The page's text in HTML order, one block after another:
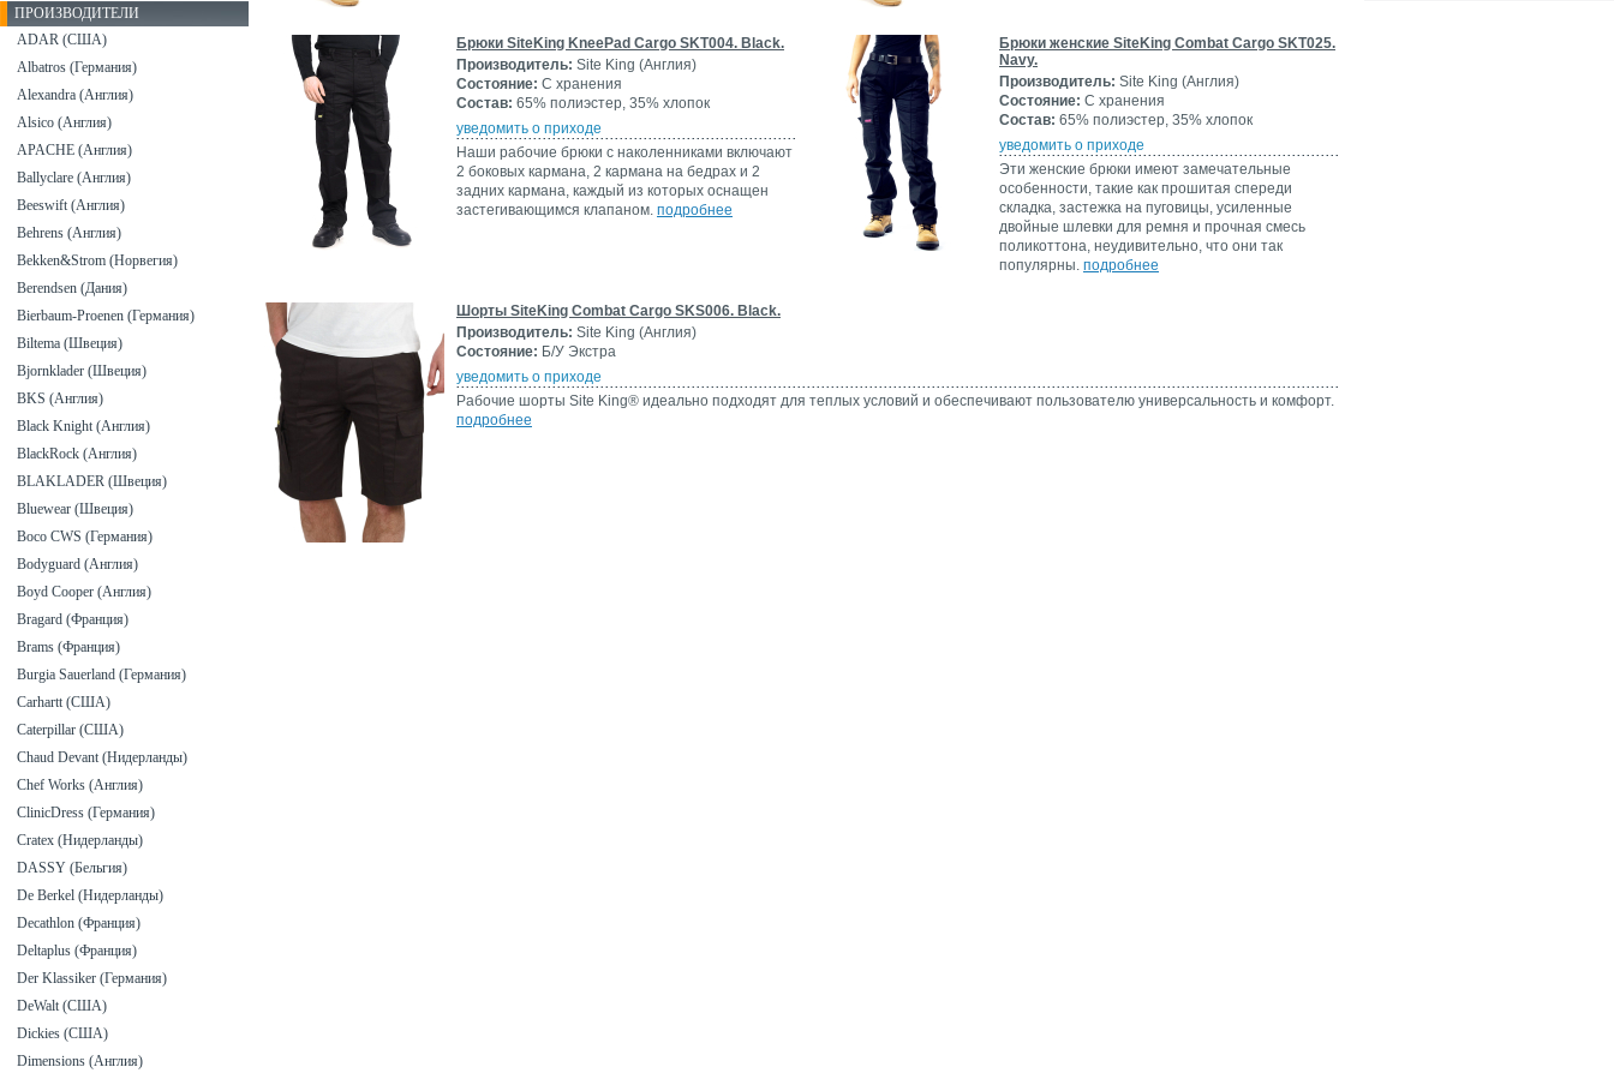
Брюки SiteKing KneePad Cargo SKT004. Black.
Производитель: Site King (Англия)
Состояние: С хранения
Состав: 65% полиэстер, 35% хлопок
уведомить о приходе
Наши рабочие брюки с наколенниками включают
2 боковых кармана, 2 кармана на бедрах и 2
задних кармана, каждый из которых оснащен
застегивающимся клапаном. подробнее
Брюки женские SiteKing Combat Cargo SKT025.
Navy.
Производитель: Site King (Англия)
Состояние: С хранения
Состав: 65% полиэстер, 35% хлопок
уведомить о приходе
Эти женские брюки имеют замечательные
особенности, такие как прошитая спереди
складка, застежка на пуговицы, усиленные
двойные шлевки для ремня и прочная смесь
поликоттона, неудивительно, что они так
популярны. подробнее
Шорты SiteKing Combat Cargo SKS006. Black.
Производитель: Site King (Англия)
Состояние: Б/У Экстра
уведомить о приходе
Рабочие шорты Site King® идеально подходят для теплых условий и обеспечивают пользователю универсальность и комфорт.
подробнее
ПРОИЗВОДИТЕЛИ
ADAR (США)
Albatros (Германия)
Alexandra (Англия)
Alsico (Англия)
APACHE (Англия)
Ballyclare (Англия)
Beeswift (Англия)
Behrens (Англия)
Bekken&Strom (Норвегия)
Berendsen (Дания)
Bierbaum-Proenen (Германия)
Biltema (Швеция)
Bjornklader (Швеция)
BKS (Англия)
Black Knight (Англия)
BlackRock (Англия)
BLAKLADER (Швеция)
Bluewear (Швеция)
Boco CWS (Германия)
Bodyguard (Англия)
Boyd Cooper (Англия)
Bragard (Франция)
Brams (Франция)
Burgia Sauerland (Германия)
Carhartt (США)
Caterpillar (США)
Chaud Devant (Нидерланды)
Chef Works (Англия)
ClinicDress (Германия)
Cratex (Нидерланды)
DASSY (Бельгия)
De Berkel (Нидерланды)
Decathlon (Франция)
Deltaplus (Франция)
Der Klassiker (Германия)
DeWalt (США)
Dickies (США)
Dimensions (Англия)